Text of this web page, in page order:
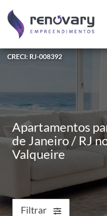
CRECI: RJ-008392
Apartamentos
de Janeiro / RJ
Valqueire
Filtrar